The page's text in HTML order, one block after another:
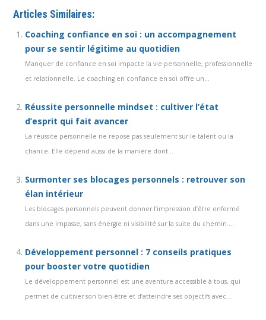
Articles Similaires:
Coaching confiance en soi : un accompagnement
pour se sentir légitime au quotidien
Manquer de confiance en soi impacte la vie personnelle, professionnelle
et relationnelle. Le coaching en confiance en soi offre un...
Réussite personnelle mindset : cultiver l’état
d’esprit qui fait avancer
La réussite personnelle ne repose pas seulement sur le talent ou la
chance. Elle dépend aussi de la manière dont...
Surmonter ses blocages personnels : retrouver son
élan intérieur
Les blocages personnels peuvent donner l’impression d’être enfermé
dans une impasse, sans énergie ni visibilité sur la suite du chemin....
Développement personnel : 7 conseils pratiques
pour booster votre quotidien
Le développement personnel est une aventure accessible à tous, qui
permet de cultiver son bien-être et d’atteindre ses objectifs avec...